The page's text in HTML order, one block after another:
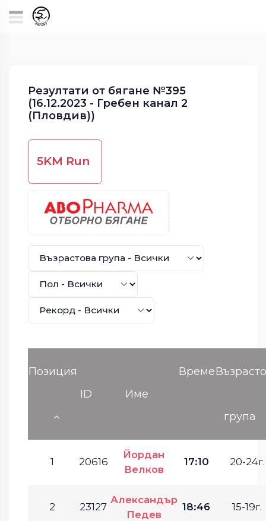
Резултати от бягане №395
(16.12.2023 - Гребен канал 2
(Пловдив))
5KM Run
Позиция
ID
Име
Време
група
1 20616
Йордан
Велков
17:10 20-24г.
2 23127
Александър
Педев
18:46 15-19г.